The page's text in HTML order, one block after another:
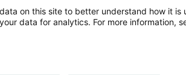
on this site to better understand how it is
data for analytics. For more information,